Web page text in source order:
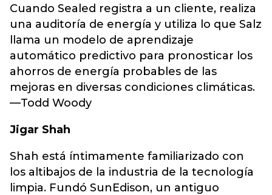
Cuando Sealed registra a un cliente, realiza
una auditoría de energía y utiliza lo que Salz
llama un modelo de aprendizaje
automático predictivo para pronosticar los
ahorros de energía probables de las
mejoras en diversas condiciones climáticas.
—Todd Woody
Jigar Shah
Shah está íntimamente familiarizado con
los altibajos de la industria de la tecnología
limpia. Fundó SunEdison, un antiguo